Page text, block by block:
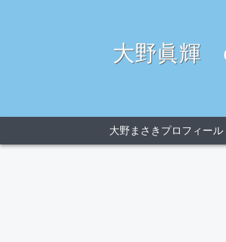
大野眞輝
大野まさきプロフィー